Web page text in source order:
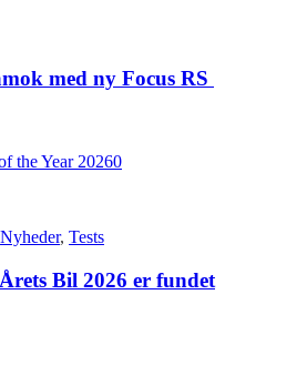
med ny Focus RS
0
Nyheder, Tests
Bil 2026 er fundet